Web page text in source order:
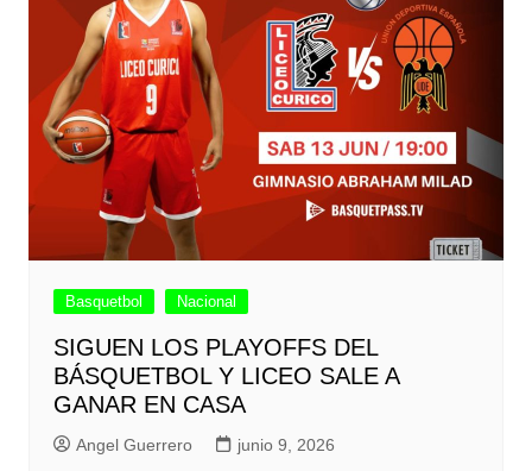
Basquetbol Nacional
SIGUEN LOS PLAYOFFS DEL
BÁSQUETBOL Y LICEO SALE A
GANAR EN CASA
Angel Guerrero junio 9, 2026